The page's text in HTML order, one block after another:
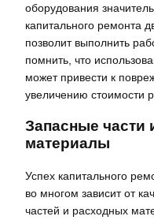
оборудования
капитального ремонта
позволит выполнить
помнить, что
может привести к
увеличению стоимости
Запасные части
материалы
Успех капитального
во многом зависит от
частей и расходных